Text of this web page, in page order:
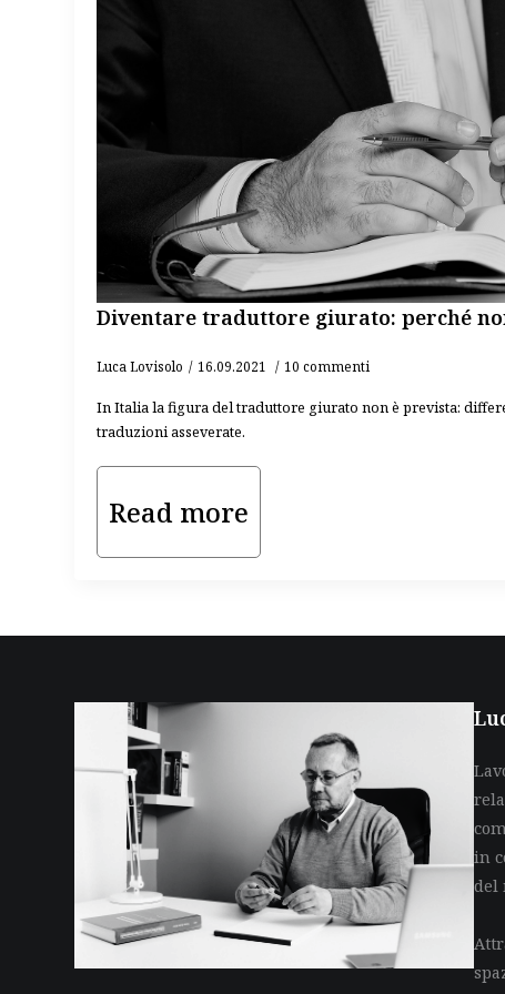
Diventare traduttore giurato: perché
Luca Lovisolo 16.09.2021 10 commenti
In Italia la figura del traduttore giurato non è prevista:
traduzioni asseverate.
Read more
in
del